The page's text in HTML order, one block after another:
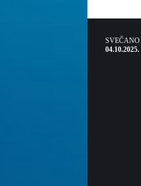
SVEČANO
04.10.2025.